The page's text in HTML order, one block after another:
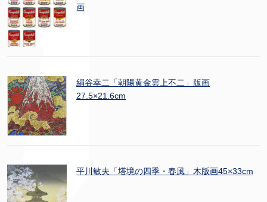
画
絹谷幸二「朝陽黄金雲上不二」版画
27.5×21.6cm
平川敏夫「塔境の四季・春風」木版画45×33cm